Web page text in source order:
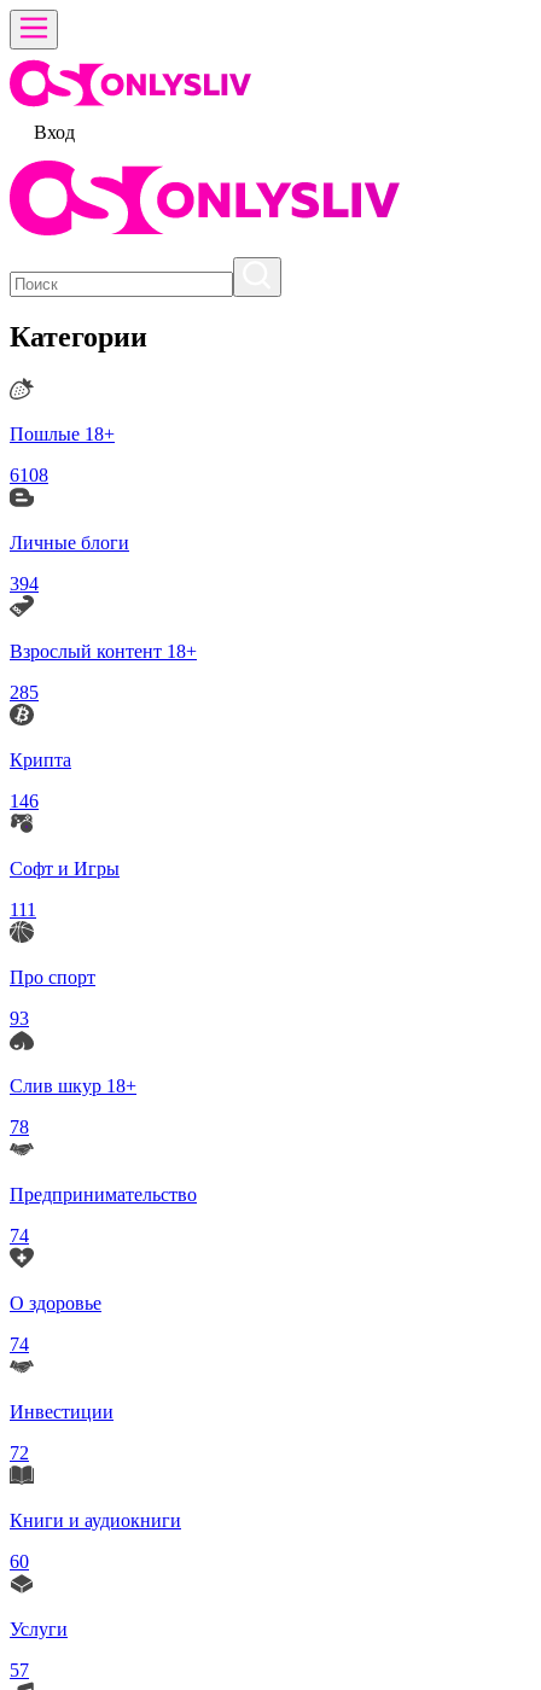
Вход
Категории
Пошлые 18+
6108
Личные блоги
394
Взрослый контент 18+
285
Крипта
146
Софт и Игры
111
Про спорт
93
Слив шкур 18+
78
Предпринимательство
74
О здоровье
74
Инвестиции
72
Книги и аудиокниги
60
Услуги
57